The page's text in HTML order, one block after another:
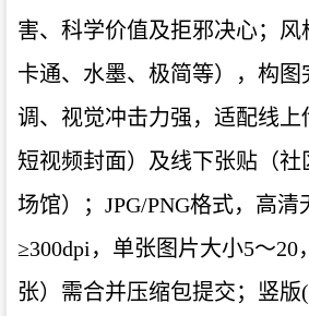
害、科学价值及拒邪决心；风
卡通、水墨、极简等），构图
调、视觉冲击力强，适配线上
短视频封面）及线下张贴（社
场馆）； JPG/PNG格式，高清
≥300dpi ，单张图片大小5～20
张）需合并压缩包提交；竖版